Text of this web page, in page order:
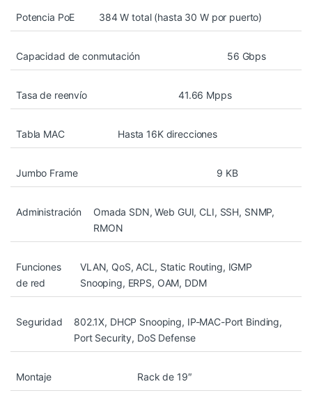
Potencia PoE 384 W total (hasta 30 W por puerto)
Capacidad de conmutación 56 Gbps
Tasa de reenvío 41.66 Mpps
Tabla MAC Hasta 16K direcciones
Jumbo Frame 9 KB
Administración
Omada SDN, Web GUI, CLI, SSH, SNMP,
RMON
Funciones
de red
VLAN, QoS, ACL, Static Routing, IGMP
Snooping, ERPS, OAM, DDM
Seguridad
802.1X, DHCP Snooping, IP-MAC-Port Binding,
Port Security, DoS Defense
Montaje Rack de 19″